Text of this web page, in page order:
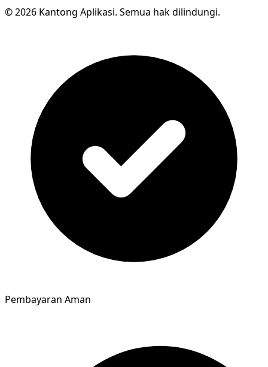
© 2026 Kantong Aplikasi. Semua hak dilindungi.
Pembayaran Aman